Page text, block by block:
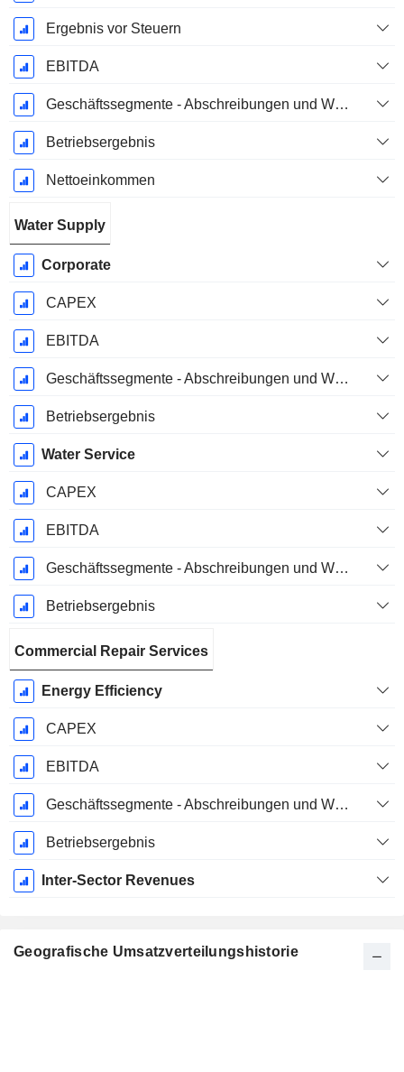
Ergebnis vor Steuern
EBITDA
Geschäftssegmente - Abschreibungen und Wertminderungen
Betriebsergebnis
Nettoeinkommen
Water Supply
Corporate
CAPEX
EBITDA
Geschäftssegmente - Abschreibungen und Wertminderungen
Betriebsergebnis
Water Service
CAPEX
EBITDA
Geschäftssegmente - Abschreibungen und Wertminderungen
Betriebsergebnis
Commercial Repair Services
Energy Efficiency
CAPEX
EBITDA
Geschäftssegmente - Abschreibungen und Wertminderungen
Betriebsergebnis
Inter-Sector Revenues
Geografische Umsatzverteilungshistorie